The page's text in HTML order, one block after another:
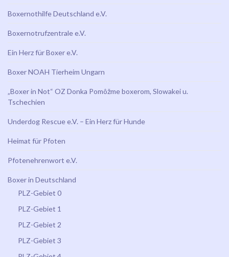
Boxernothilfe Deutschland e.V.
Boxernotrufzentrale e.V.
Ein Herz für Boxer e.V.
Boxer NOAH Tierheim Ungarn
„Boxer in Not“ OZ Donka Pomôžme boxerom, Slowakei u.
Tschechien
Underdog Rescue e.V. – Ein Herz für Hunde
Heimat für Pfoten
Pfotenehrenwort e.V.
Boxer in Deutschland
PLZ-Gebiet 0
PLZ-Gebiet 1
PLZ-Gebiet 2
PLZ-Gebiet 3